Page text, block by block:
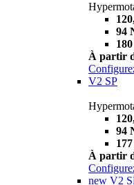
94
À partir
V2 SP
94
À partir
new V2